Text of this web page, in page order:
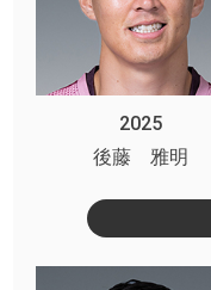
2025
後藤 雅明